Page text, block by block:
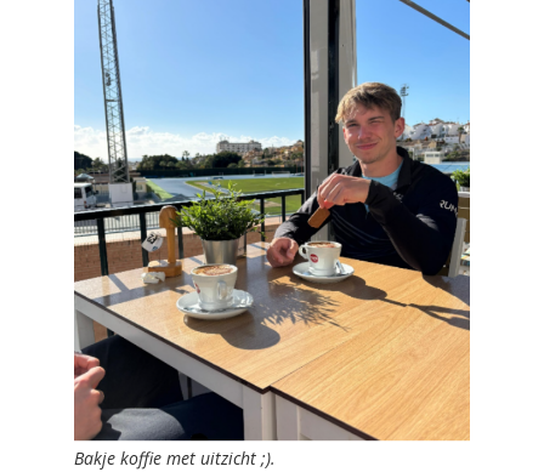
Bakje koffie met uitzicht ;).